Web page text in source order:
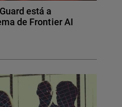
está a
de Frontier AI